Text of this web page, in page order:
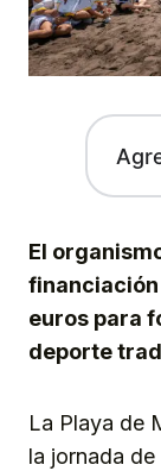
El
euros para
deporte
La Playa de
la jornada